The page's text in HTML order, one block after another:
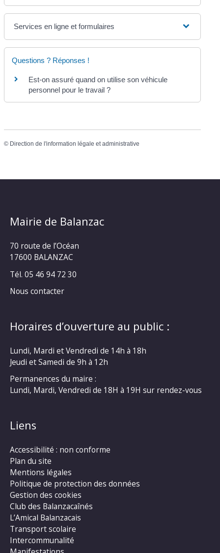
Services en ligne et formulaires
Questions ? Réponses !
Est-on assuré quand on utilise son véhicule
personnel pour le travail ?
© Direction de l'information légale et administrative
Mairie de Balanzac
70 route de l’Océan
17600 BALANZAC
Tél. 05 46 94 72 30
Nous contacter
Horaires d’ouverture au public :
Lundi, Mardi et Vendredi de 14h à 18h
Jeudi et Samedi de 9h à 12h
Permanences du maire :
Lundi, Mardi, Vendredi de 18H à 19H sur rendez-vous
Liens
Accessibilité : non conforme
Plan du site
Mentions légales
Politique de protection des données
Gestion des cookies
Club des Balanzacaînés
L’Amical Balanzacais
Transport scolaire
Intercommunalité